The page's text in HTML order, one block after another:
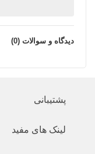
دیدگاه و سوالات (0)
پشتیبانی
لینک های مفید